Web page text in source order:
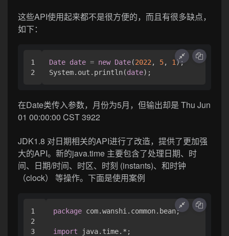
这些API使用起来都不是很方便的，而且有很多缺点，
如下：
1
Date date = new Date(2022 , 5, 1);
System.out.println(date);
在Date类传入参数，月份为5月，但输出却是 Thu Jun
01 00:00:00 CST 3922
JDK1.8 对日期相关的API进行了改造，提供了更加强
大的API。新的java.time 主要包含了处理日期、时
间、日期/时间、时区、时刻 (instants)、和时钟
（clock） 等操作。下面是使用案例
1
2
3
package com.wanshi.common.bean;
import java.time.*;